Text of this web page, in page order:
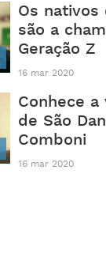
Os nativos
são a
Geração Z
16 mar 2020
Conhece a
de São
Comboni
16 mar 2020